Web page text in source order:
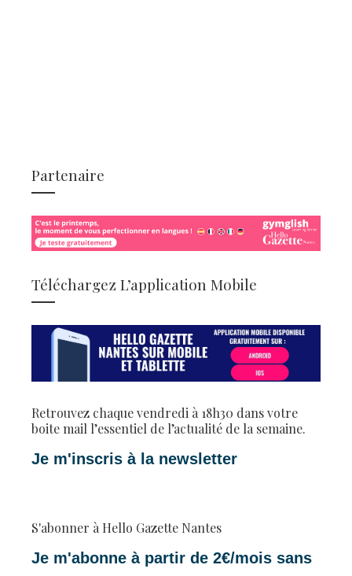
Partenaire
Téléchargez L’application Mobile
Retrouvez chaque vendredi à 18h30 dans votre
boite mail l’essentiel de l’actualité de la semaine.
Je m'inscris à la newsletter
S'abonner à Hello Gazette Nantes
Je m'abonne à partir de 2€/mois sans